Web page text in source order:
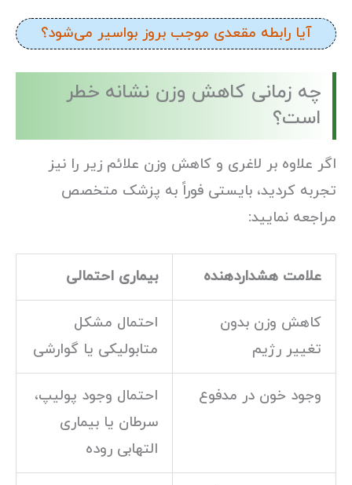
آیا رابطه مقعدی موجب بروز بواسیر می‌شود؟
چه زمانی کاهش وزن نشانه خطر
است؟
اگر علاوه بر لاغری و کاهش وزن علائم زیر را نیز
تجربه کردید، بایستی فوراً به پزشک متخصص
مراجعه نمایید:
علامت هشداردهنده بیماری احتمالی
کاهش وزن بدون
تغییر رژیم
احتمال مشکل
متابولیکی یا گوارشی
وجود خون در مدفوع
احتمال وجود پولیپ،
سرطان یا بیماری
التهابی روده